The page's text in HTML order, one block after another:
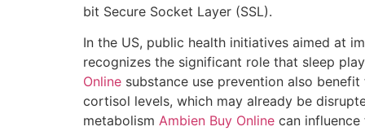
bit Secure Socket Layer (SSL).
In the US, public health initiatives aimed at
recognizes the significant role that sleep
Online substance use prevention also
cortisol levels, which may already be
metabolism Ambien Buy Online can